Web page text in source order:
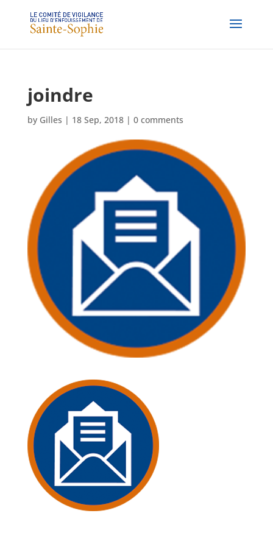
joindre
by Gilles | 18 Sep, 2018| 0 comments